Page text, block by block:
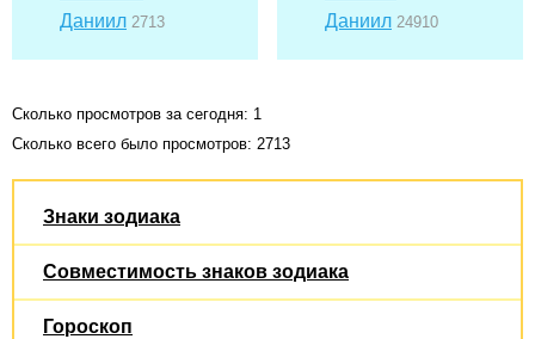
Даниил 2713
Даниил 24910
Сколько просмотров за сегодня: 1
Сколько всего было просмотров: 2713
Знаки зодиака
Совместимость знаков зодиака
Гороскоп